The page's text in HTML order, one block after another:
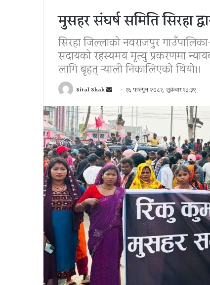
मुसहर संघर्ष समिति सिरहा
सिरहा जिल्लाको नवराजपुर
सदायको रहस्यमय मृत्यु प्रकरणमा
लागि बृहत् र्‍याली निकालिएकाे थियाे।।
Sital Shah
Send
email
१६ फाल्गुन २०८१, शुक्रबार १५:३९